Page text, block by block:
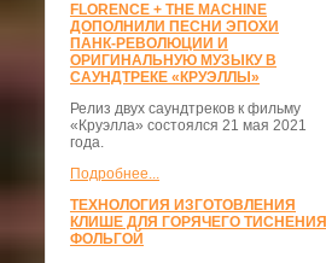
FLORENCE + THE MACHINE
ДОПОЛНИЛИ ПЕСНИ ЭПОХИ
ПАНК-РЕВОЛЮЦИИ И
ОРИГИНАЛЬНУЮ МУЗЫКУ В
САУНДТРЕКЕ «КРУЭЛЛЫ»
Релиз двух саундтреков к фильму
«Круэлла» состоялся 21 мая 2021
года.
Подробнее...
ТЕХНОЛОГИЯ ИЗГОТОВЛЕНИЯ
КЛИШЕ ДЛЯ ГОРЯЧЕГО ТИСНЕНИЯ
ФОЛЬГОЙ